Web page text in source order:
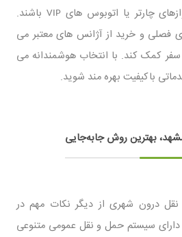
چارتر یا اتوبوس ‌هایVIP باشند.
و خرید از آژانس ‌های معتبر می
کمک کند. با انتخاب هوشمندانه می
باکیفیت بهره ‌مند شوید.
بهترین روش جابه‌جایی
درون ‌شهری از دیگر نکات مهم در
سیستم حمل ‌و نقل عمومی متنوعی